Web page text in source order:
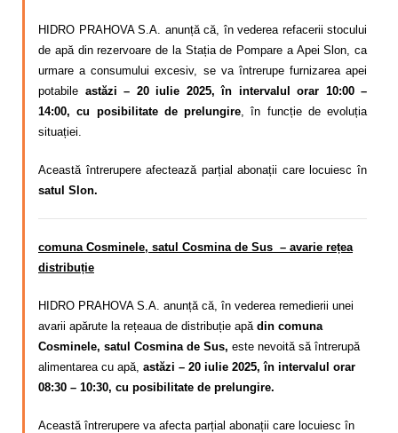
HIDRO PRAHOVA S.A. anunță că, în vederea refacerii stocului
de apă din rezervoare de la Stația de Pompare a Apei Slon, ca
urmare a consumului excesiv, se va întrerupe furnizarea apei
potabile astăzi – 20 iulie 2025, în intervalul orar 10:00 –
14:00, cu posibilitate de prelungire, în funcție de evoluția
situației.
Această întrerupere afectează parțial abonații care locuiesc în
satul Slon.
comuna Cosminele, satul Cosmina de Sus – avarie rețea
distribuție
HIDRO PRAHOVA S.A. anunță că, în vederea remedierii unei
avarii apărute la rețeaua de distribuție apă din comuna
Cosminele, satul Cosmina de Sus, este nevoită să întrerupă
alimentarea cu apă, astăzi – 20 iulie 2025, în intervalul orar
08:30 – 10:30, cu posibilitate de prelungire.
Această întrerupere va afecta parțial abonații care locuiesc în